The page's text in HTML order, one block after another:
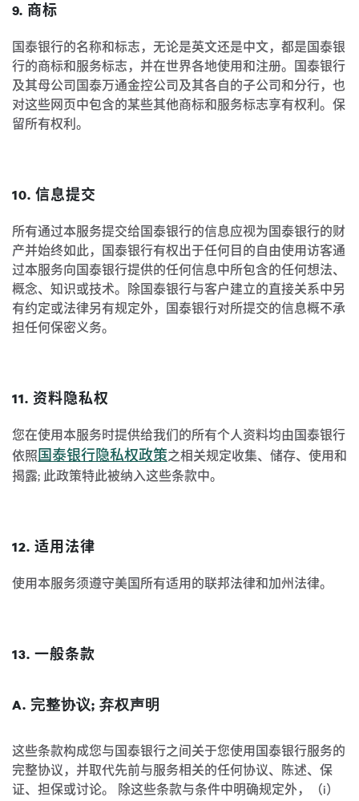
9. 商标
国泰银行的名称和标志，无论是英文还是中文，都是国泰银
行的商标和服务标志，并在世界各地使用和注册。国泰银行
及其母公司国泰万通金控公司及其各自的子公司和分行，也
对这些网页中包含的某些其他商标和服务标志享有权利。保
留所有权利。
10. 信息提交
所有通过本服务提交给国泰银行的信息应视为国泰银行的财
产并始终如此，国泰银行有权出于任何目的自由使用访客通
过本服务向国泰银行提供的任何信息中所包含的任何想法、
概念、知识或技术。除国泰银行与客户建立的直接关系中另
有约定或法律另有规定外，国泰银行对所提交的信息概不承
担任何保密义务。
11. 资料隐私权
您在使用本服务时提供给我们的所有个人资料均由国泰银行
依照 国泰银行隐私权政策之相关规定收集、储存、使用和
揭露; 此政策特此被纳入这些条款中。
12. 适用法律
使用本服务须遵守美国所有适用的联邦法律和加州法律。
13. 一般条款
A. 完整协议; 弃权声明
这些条款构成您与国泰银行之间关于您使用国泰银行服务的
完整协议，并取代先前与服务相关的任何协议、陈述、保
证、担保或讨论。 除这些条款与条件中明确规定外，（i）